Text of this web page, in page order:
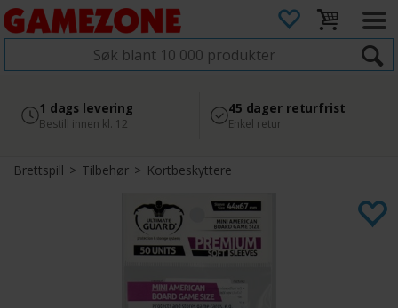
2 300+ anmeldelser på
Google
Sikker betaling
med Svea
1 dags levering
Bestill innen kl. 12
45 dager returfrist
Enkel retur
Brettspill>Tilbehør> Kortbeskyttere